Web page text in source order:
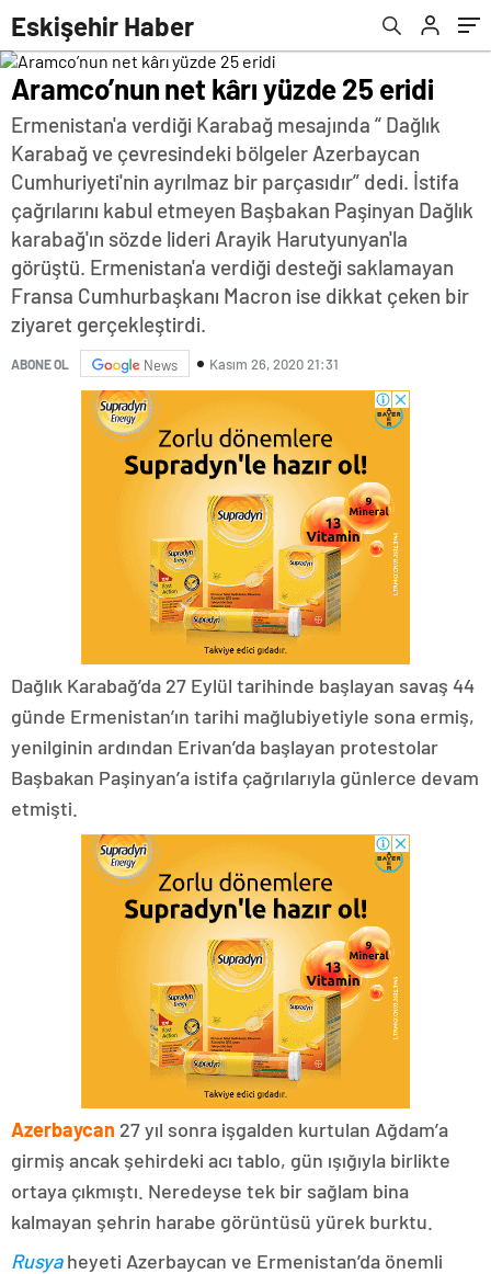
Eskişehir Haber
Aramco’nun net kârı yüzde 25 eridi
Ermenistan'a verdiği Karabağ mesajında “ Dağlık
Karabağ ve çevresindeki bölgeler Azerbaycan
Cumhuriyeti'nin ayrılmaz bir parçasıdır” dedi. İstifa
çağrılarını kabul etmeyen Başbakan Paşinyan Dağlık
karabağ'ın sözde lideri Arayik Harutyunyan'la
görüştü. Ermenistan'a verdiği desteği saklamayan
Fransa Cumhurbaşkanı Macron ise dikkat çeken bir
ziyaret gerçekleştirdi.
ABONE OL News Kasım 26, 2020 21:31
Dağlık Karabağ’da 27 Eylül tarihinde başlayan savaş 44
günde Ermenistan’ın tarihi mağlubiyetiyle sona ermiş,
yenilginin ardından Erivan’da başlayan protestolar
Başbakan Paşinyan’a istifa çağrılarıyla günlerce devam
etmişti.
Azerbaycan 27 yıl sonra işgalden kurtulan Ağdam’a
girmiş ancak şehirdeki acı tablo, gün ışığıyla birlikte
ortaya çıkmıştı. Neredeyse tek bir sağlam bina
kalmayan şehrin harabe görüntüsü yürek burktu.
Rusyaheyeti Azerbaycan ve Ermenistan’da önemli